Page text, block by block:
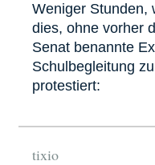
Weniger Stunden,
dies, ohne vorher
Senat benannte
Schulbegleitung
protestiert:
tixio